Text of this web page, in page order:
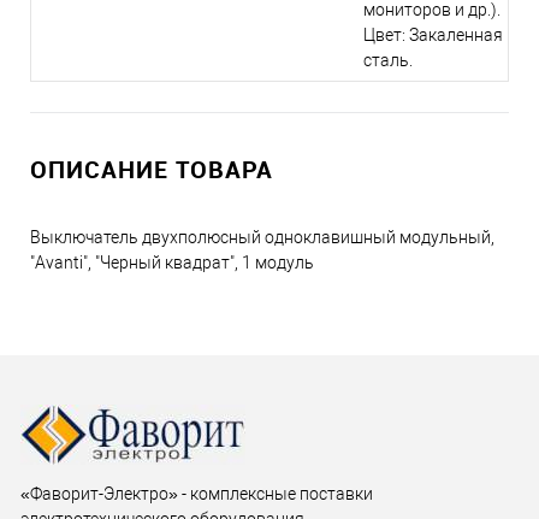
мониторов и др.).
Цвет: Закаленная
сталь.
ОПИСАНИЕ ТОВАРА
Выключатель двухполюсный одноклавишный модульный,
"Avanti", "Черный квадрат", 1 модуль
«Фаворит-Электро» - комплексные поставки